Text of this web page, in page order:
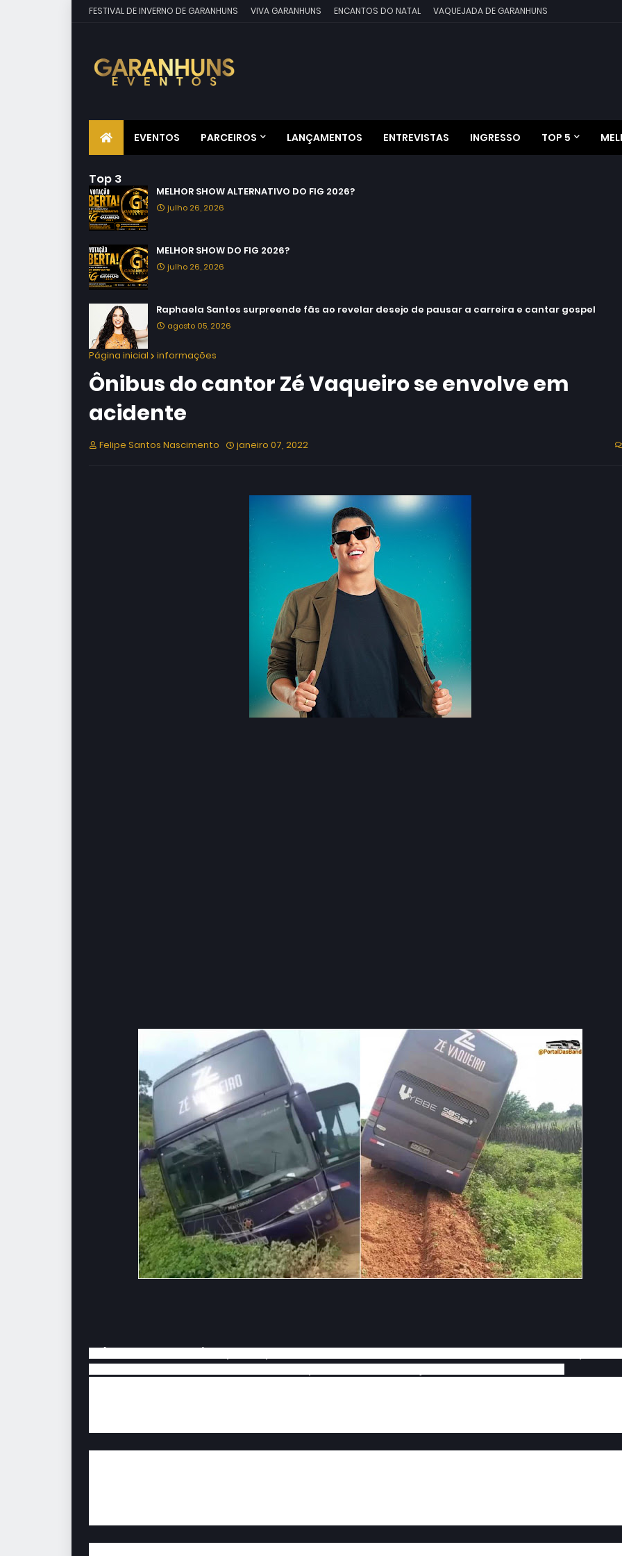
FESTIVAL DE INVERNO DE GARANHUNS VIVA GARANHUNS ENCANTOS DO NATAL VAQUEJADA DE GARANHUNS
EVENTOS PARCEIROS LANÇAMENTOS ENTREVISTAS INGRESSO TOP 5
Top 3
MELHOR SHOW ALTERNATIVO DO FIG 2026?
julho 26, 2026
MELHOR SHOW DO FIG 2026?
julho 26, 2026
Raphaela Santos surpreende fãs ao revelar desejo de pausar a carreira e cantar gospel
agosto 05, 2026
Página inicial informações
Ônibus do cantor Zé Vaqueiro se envolve em
acidente
Felipe Santos Nascimento janeiro 07, 2022